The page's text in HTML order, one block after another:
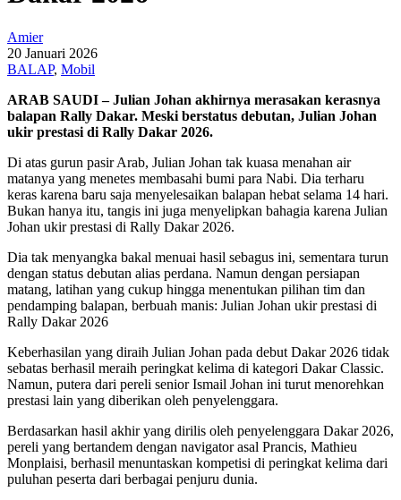
Amier
20 Januari 2026
BALAP, Mobil
ARAB SAUDI – Julian Johan akhirnya merasakan kerasnya
balapan Rally Dakar. Meski berstatus debutan, Julian Johan
ukir prestasi di Rally Dakar 2026.
Di atas gurun pasir Arab, Julian Johan tak kuasa menahan air
matanya yang menetes membasahi bumi para Nabi. Dia terharu
keras karena baru saja menyelesaikan balapan hebat selama 14 hari.
Bukan hanya itu, tangis ini juga menyelipkan bahagia karena Julian
Johan ukir prestasi di Rally Dakar 2026.
Dia tak menyangka bakal menuai hasil sebagus ini, sementara turun
dengan status debutan alias perdana. Namun dengan persiapan
matang, latihan yang cukup hingga menentukan pilihan tim dan
pendamping balapan, berbuah manis: Julian Johan ukir prestasi di
Rally Dakar 2026
Keberhasilan yang diraih Julian Johan pada debut Dakar 2026 tidak
sebatas berhasil meraih peringkat kelima di kategori Dakar Classic.
Namun, putera dari pereli senior Ismail Johan ini turut menorehkan
prestasi lain yang diberikan oleh penyelenggara.
Berdasarkan hasil akhir yang dirilis oleh penyelenggara Dakar 2026,
pereli yang bertandem dengan navigator asal Prancis, Mathieu
Monplaisi, berhasil menuntaskan kompetisi di peringkat kelima dari
puluhan peserta dari berbagai penjuru dunia.